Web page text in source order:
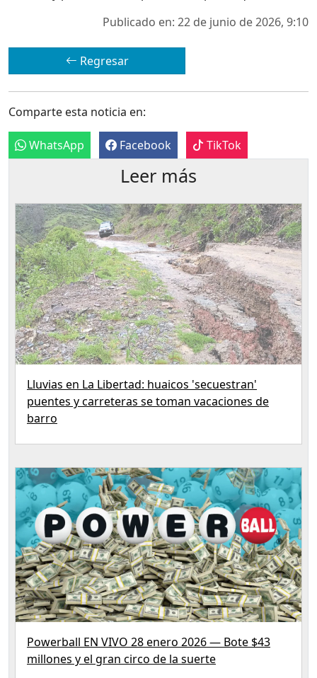
Publicado en: 22 de junio de 2026, 9:10
Regresar
Comparte esta noticia en:
WhatsApp Facebook TikTok
Leer más
Lluvias en La Libertad: huaicos 'secuestran'
puentes y carreteras se toman vacaciones de
barro
Powerball EN VIVO 28 enero 2026 — Bote $43
millones y el gran circo de la suerte